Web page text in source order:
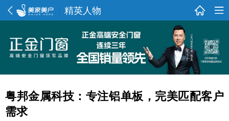
精英人物
粤邦金属科技：专注铝单板，完美匹配客户
需求